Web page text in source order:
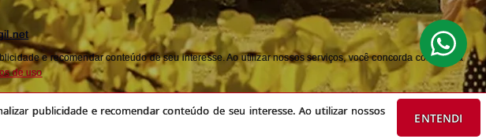
e recomendar conteúdo de seu interesse. Ao utilizar nossos serviços, você concorda com nossa
de uso
publicidade e recomendar conteúdo de seu interesse. Ao utilizar nossos
ENTENDI